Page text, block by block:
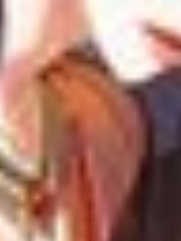
Adventure
Tu Tiên
Ngôn Tình
Slice Of Life
School Life